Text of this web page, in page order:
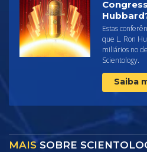
Estas
que L. Ron
miliários no
Scientology.
Saiba
MAISSOBRE